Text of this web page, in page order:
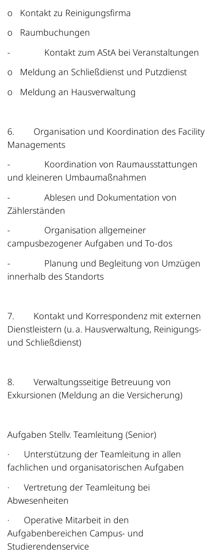
o Kontakt zu Reinigungsfirma
o Raumbuchungen
- Kontakt zum AStA bei Veranstaltungen
o Meldung an Schließdienst und Putzdienst
o Meldung an Hausverwaltung
6. Organisation und Koordination des Facility
Managements
- Koordination von Raumausstattungen
und kleineren Umbaumaßnahmen
- Ablesen und Dokumentation von
Zählerständen
- Organisation allgemeiner
campusbezogener Aufgaben und To‑dos
- Planung und Begleitung von Umzügen
innerhalb des Standorts
7. Kontakt und Korrespondenz mit externen
Dienstleistern (u. a. Hausverwaltung, Reinigungs-
und Schließdienst)
8. Verwaltungsseitige Betreuung von
Exkursionen (Meldung an die Versicherung)
Aufgaben Stellv. Teamleitung (Senior)
· Unterstützung der Teamleitung in allen
fachlichen und organisatorischen Aufgaben
· Vertretung der Teamleitung bei
Abwesenheiten
· Operative Mitarbeit in den
Aufgabenbereichen Campus‑ und
Studierendenservice